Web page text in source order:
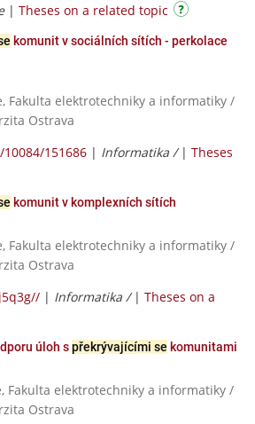
| Theses on a related topic
komunit v sociálních sítích - perkolace
Fakulta elektrotechniky a informatiky /
Ostrava
151686 | Informatika / | Theses
komunit v komplexních sítích
Fakulta elektrotechniky a informatiky /
Ostrava
| Informatika / | Theses on a
úloh spřekrývajícími se komunitami
Fakulta elektrotechniky a informatiky /
Ostrava